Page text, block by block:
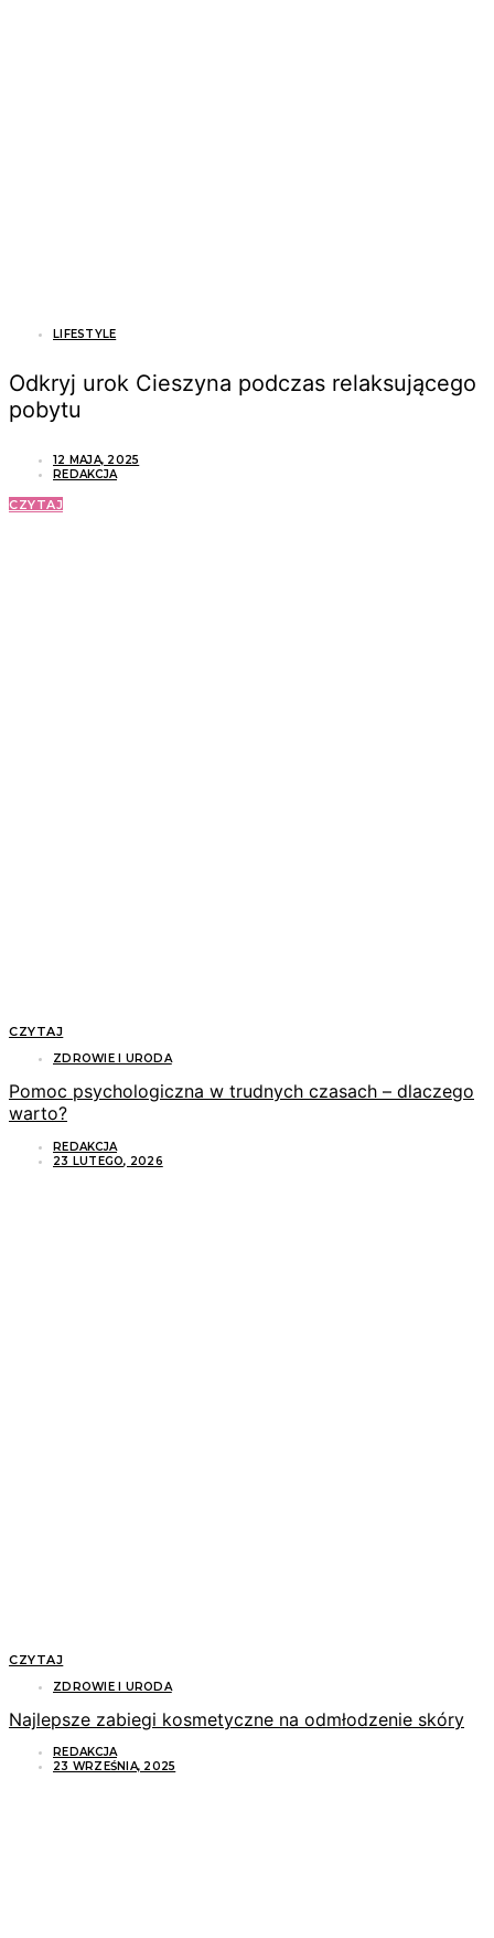
LIFESTYLE
Odkryj urok Cieszyna podczas relaksującego
pobytu
12 MAJA, 2025
REDAKCJA
CZYTAJ
CZYTAJ
ZDROWIE I URODA
Pomoc psychologiczna w trudnych czasach – dlaczego
warto?
REDAKCJA
23 LUTEGO, 2026
CZYTAJ
ZDROWIE I URODA
Najlepsze zabiegi kosmetyczne na odmłodzenie skóry
REDAKCJA
23 WRZEŚNIA, 2025